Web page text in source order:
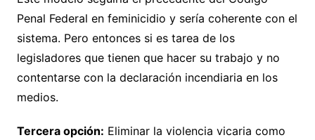
Penal Federal en feminicidio y sería coherente con el
sistema. Pero entonces si es tarea de los
legisladores que tienen que hacer su trabajo y no
contentarse con la declaración incendiaria en los
medios.
Tercera opción: Eliminar la violencia vicaria como